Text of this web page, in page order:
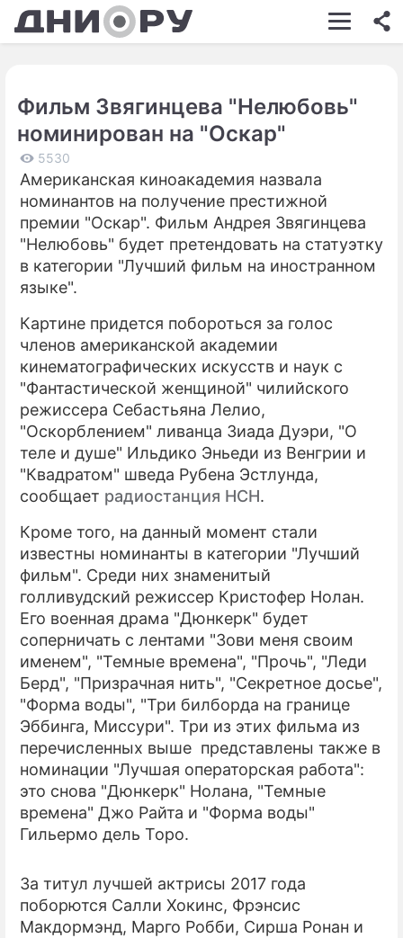
ШОУ-БИЗНЕС
КИНО
НЕДВИЖИМОСТЬ
ЗДОРОВЬЕ
ЭКОНОМИКА
ПРОИСШЕСТВИЯ
СТИЛЬ ЖИЗНИ
СЕРИАЛЫ
ПРЕСС-РЕЛИЗЫ
О ПРОЕКТЕ
Фильм Звягинцева "Нелюбовь"
номинирован на "Оскар"
5530
Американская киноакадемия назвала
номинантов на получение престижной
премии "Оскар". Фильм Андрея Звягинцева
"Нелюбовь" будет претендовать на статуэтку
в категории "Лучший фильм на иностранном
языке".
Картине придется побороться за голос
членов американской академии
кинематографических искусств и наук с
"Фантастической женщиной" чилийского
режиссера Себастьяна Лелио,
"Оскорблением" ливанца Зиада Дуэри, "О
теле и душе" Ильдико Эньеди из Венгрии и
"Квадратом" шведа Рубена Эстлунда,
сообщает радиостанция НСН.
Кроме того, на данный момент стали
известны номинанты в категории "Лучший
фильм". Среди них знаменитый
голливудский режиссер Кристофер Нолан.
Его военная драма "Дюнкерк" будет
соперничать с лентами "Зови меня своим
именем", "Темные времена", "Прочь", "Леди
Берд", "Призрачная нить", "Секретное досье",
"Форма воды", "Три билборда на границе
Эббинга, Миссури". Три из этих фильма из
перечисленных выше представлены также в
номинации "Лучшая операторская работа":
это снова "Дюнкерк" Нолана, "Темные
времена" Джо Райта и "Форма воды"
Гильермо дель Торо.
За титул лучшей актрисы 2017 года
поборются Салли Хокинс, Фрэнсис
Макдормэнд, Марго Робби, Сирша Ронан и